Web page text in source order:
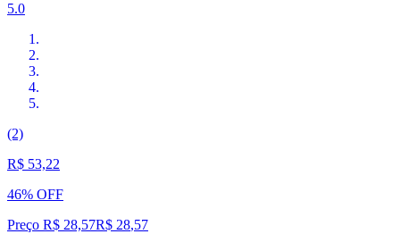
5.0
(2)
R$ 53,22
46% OFF
Preço R$ 28,57R$ 28,57